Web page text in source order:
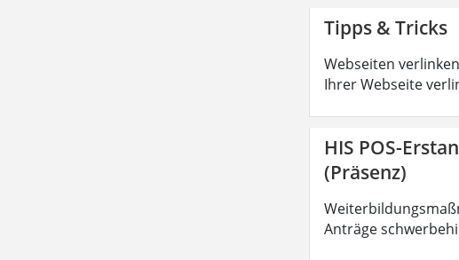
Tipps & Tricks
Webseiten
Ihrer Webseite
HIS POS-
(Präsenz)
Anträge